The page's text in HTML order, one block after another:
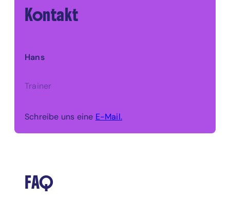
Kontakt
Hans
Trainer
Schreibe uns eine E-Mail.
FAQ